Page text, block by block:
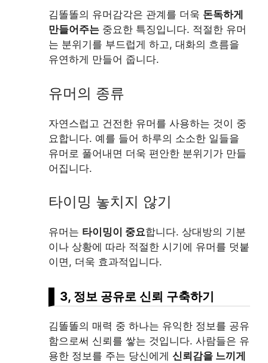
김똘똘의 유머감각은 관계를 더욱 돈독하게
만들어주는 중요한 특징입니다. 적절한 유머
는 분위기를 부드럽게 하고, 대화의 흐름을
유연하게 만들어 줍니다.
유머의 종류
자연스럽고 건전한 유머를 사용하는 것이 중
요합니다. 예를 들어 하루의 소소한 일들을
유머로 풀어내면 더욱 편안한 분위기가 만들
어집니다.
타이밍 놓치지 않기
유머는 타이밍이 중요합니다. 상대방의 기분
이나 상황에 따라 적절한 시기에 유머를 덧붙
이면, 더욱 효과적입니다.
3, 정보 공유로 신뢰 구축하기
김똘똘의 매력 중 하나는 유익한 정보를 공유
함으로써 신뢰를 쌓는 것입니다. 사람들은 유
용한 정보를 주는 당신에게 신뢰감을 느끼게